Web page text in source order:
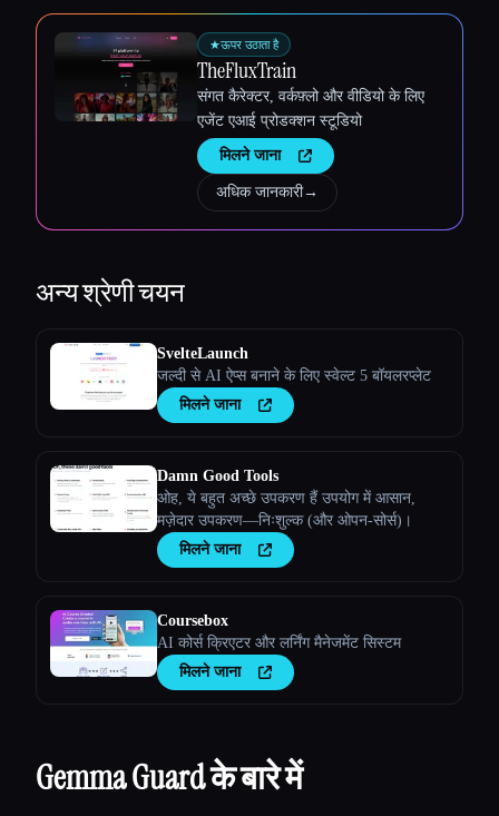
★ऊपर उठाता है
TheFluxTrain
संगत कैरेक्टर, वर्कफ़्लो और वीडियो के लिए
एजेंट एआई प्रोडक्शन स्टूडियो
मिलने जाना
अधिक जानकारी→
अन्यश्रेणी चयन
SvelteLaunch
जल्दी से AI ऐप्स बनाने के लिए स्वेल्ट 5 बॉयलरप्लेट
मिलने जाना
Damn Good Tools
ओह, ये बहुत अच्छे उपकरण हैं उपयोग में आसान,
मज़ेदार उपकरण—निःशुल्क (और ओपन-सोर्स)।
मिलने जाना
Coursebox
AI कोर्स क्रिएटर और लर्निंग मैनेजमेंट सिस्टम
मिलने जाना
Gemma Guard के बारे में